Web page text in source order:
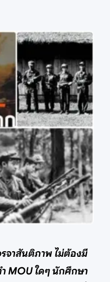
รจาสันติภาพ ไม่ต้องมี
MOU ใดๆ นักศึกษา